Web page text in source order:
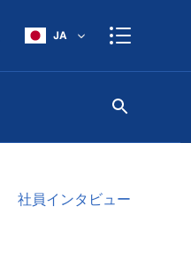
JA
社員インタビュー